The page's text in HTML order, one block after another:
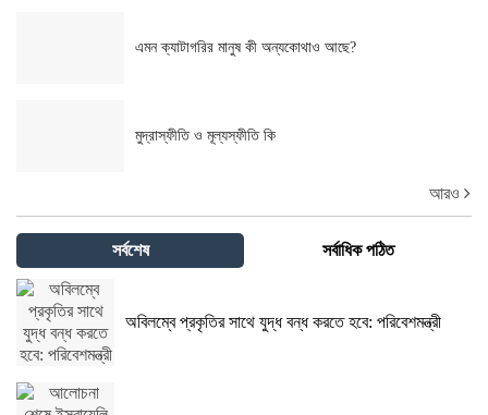
এমন ক্যাটাগরির মানুষ কী অন্যকোথাও আছে?
মুদ্রাস্ফীতি ও মূল্যস্ফীতি কি
আরও
সর্বশেষ সর্বাধিক পঠিত
অবিলম্বে প্রকৃতির সাথে যুদ্ধ বন্ধ করতে হবে: পরিবেশমন্ত্রী